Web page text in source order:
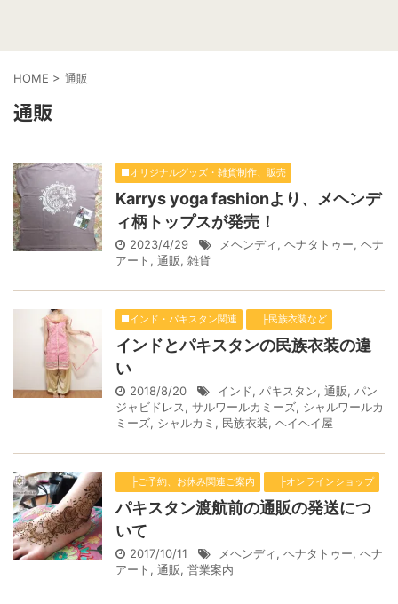
HOME > 通販
通販
■オリジナルグッズ・雑貨制作、販売
Karrys yoga fashionより、メヘンデ
ィ柄トップスが発売！
2023/4/29 メヘンディ, ヘナタトゥー, ヘナ
アート , 通販, 雑貨
■インド・パキスタン関連 ├民族衣装など
インドとパキスタンの民族衣装の違
い
2018/8/20 インド, パキスタン, 通販, パン
ジャビドレス, サルワールカミーズ, シャルワールカ
ミーズ, シャルカミ , 民族衣装, ヘイヘイ屋
├ご予約、お休み関連ご案内 ├オンラインショップ
パキスタン渡航前の通販の発送につ
いて
2017/10/11 メヘンディ, ヘナタトゥー, ヘナ
アート , 通販, 営業案内